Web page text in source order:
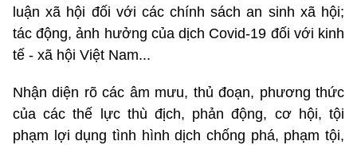
luận xã hội đối với các chính sách an sinh xã hội;
tác động, ảnh hưởng của dịch Covid-19 đối với kinh
tế - xã hội Việt Nam...
Nhận diện rõ các âm mưu, thủ đoạn, phương thức
của các thế lực thù địch, phản động, cơ hội, tội
phạm lợi dụng tình hình dịch chống phá, phạm tội,